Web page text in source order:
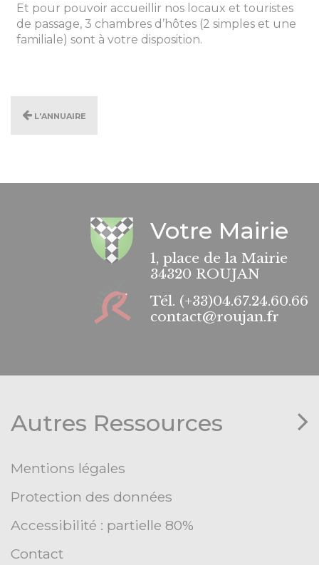
Et pour pouvoir accueillir nos locaux et touristes
de passage, 3 chambres d’hôtes (2 simples et une
familiale) sont à votre disposition.
L'annuaire
Votre Mairie
1, place de la Mairie
34320 ROUJAN
Tél. (+33)04.67.24.60.66
contact@roujan.fr
Autres Ressources
Mentions légales
Protection des données
Accessibilité : partielle 80%
Contact